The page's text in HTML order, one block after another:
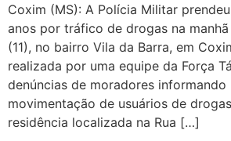
Coxim (MS): A Polícia Militar
anos por tráfico de drogas na
(11), no bairro Vila da Barra, em
realizada por uma equipe da Força
denúncias de moradores informando
movimentação de usuários de
residência localizada na Rua […]